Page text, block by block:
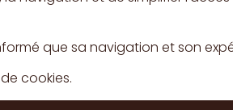
que sa navigation et son
cookies.